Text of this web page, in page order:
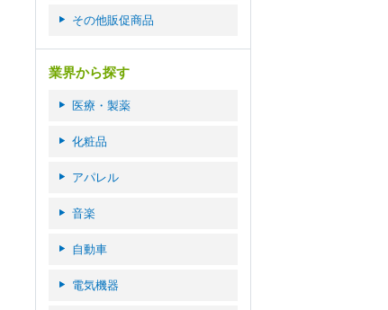
その他販促商品
業界から探す
医療・製薬
化粧品
アパレル
音楽
自動車
電気機器